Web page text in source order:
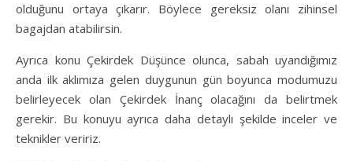
olduğunu ortaya çıkarır. Böylece gereksiz olanı zihinsel
bagajdan atabilirsin.
Ayrıca konu Çekirdek Düşünce olunca, sabah uyandığımız
anda ilk aklımıza gelen duygunun gün boyunca modumuzu
belirleyecek olan Çekirdek İnanç olacağını da belirtmek
gerekir. Bu konuyu ayrıca daha detaylı şekilde inceler ve
teknikler veririz.